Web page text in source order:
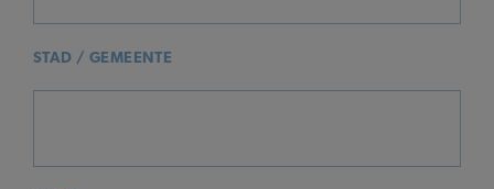
STAD / GEMEENTE